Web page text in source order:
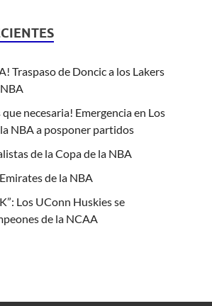
Traspaso de Doncic a los Lakers
que necesaria! Emergencia en Los
NBA a posponer partidos
de la Copa de la NBA
de la NBA
Los UConn Huskies se
de la NCAA